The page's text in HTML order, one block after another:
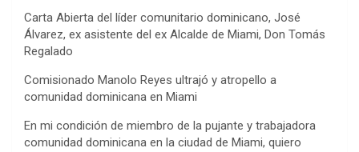
Carta Abierta del líder comunitario dominicano, José
Álvarez, ex asistente del ex Alcalde de Miami, Don Tomás
Regalado
Comisionado Manolo Reyes ultrajó y atropello a
comunidad dominicana en Miami
En mi condición de miembro de la pujante y trabajadora
comunidad dominicana en la ciudad de Miami, quiero